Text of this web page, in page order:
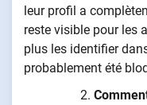
leur profil a
reste visible pour les
plus les identifier
probablement été